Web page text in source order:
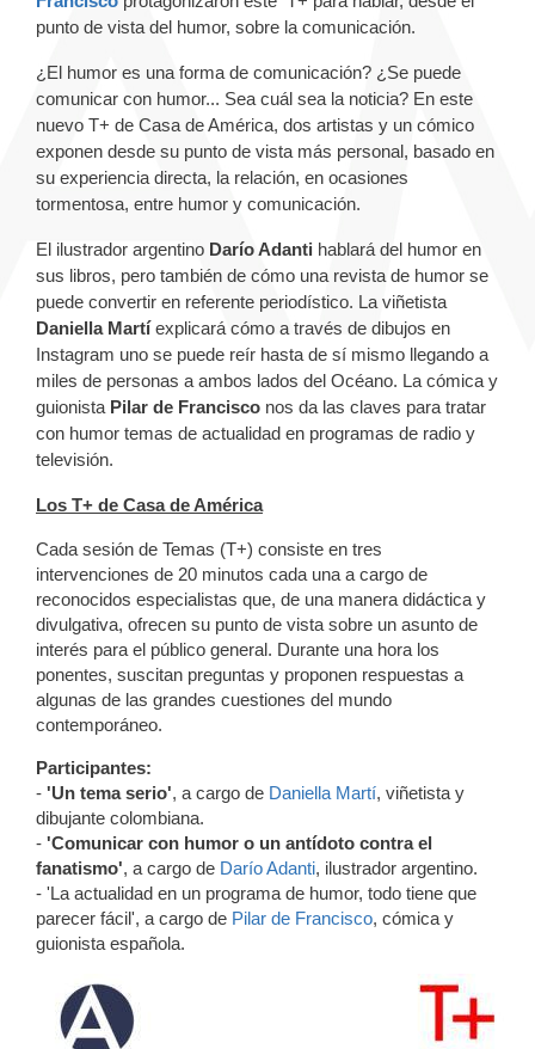
punto de vista del humor, sobre la comunicación.
¿El humor es una forma de comunicación? ¿Se puede
comunicar con humor... Sea cuál sea la noticia? En este
nuevo T+ de Casa de América, dos artistas y un cómico
exponen desde su punto de vista más personal, basado en
su experiencia directa, la relación, en ocasiones
tormentosa, entre humor y comunicación.
El ilustrador argentino Darío Adanti hablará del humor en
sus libros, pero también de cómo una revista de humor se
puede convertir en referente periodístico. La viñetista
Daniella Martíexplicará cómo a través de dibujos en
Instagram uno se puede reír hasta de sí mismo llegando a
miles de personas a ambos lados del Océano. La cómica y
guionista Pilar de Francisco nos da las claves para tratar
con humor temas de actualidad en programas de radio y
televisión.
Los T+ de Casa de América
Cada sesión de Temas (T+) consiste en tres
intervenciones de 20 minutos cada una a cargo de
reconocidos especialistas que, de una manera didáctica y
divulgativa, ofrecen su punto de vista sobre un asunto de
interés para el público general. Durante una hora los
ponentes, suscitan preguntas y proponen respuestas a
algunas de las grandes cuestiones del mundo
contemporáneo.
Participantes:
- 'Un tema serio', a cargo de Daniella Martí, viñetista y
dibujante colombiana.
- 'Comunicar con humor o un antídoto contra el
fanatismo', a cargo de Darío Adanti, ilustrador argentino.
- 'La actualidad en un programa de humor, todo tiene que
parecer fácil', a cargo de Pilar de Francisco, cómica y
guionista española.